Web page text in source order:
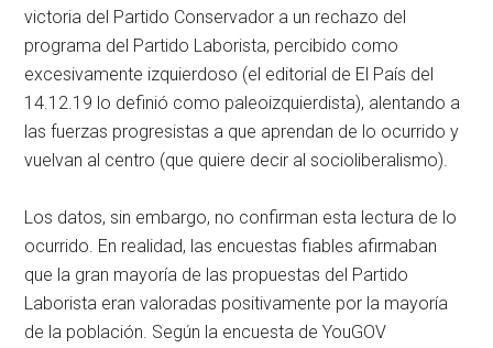
victoria del Partido Conservador a un rechazo del
programa del Partido Laborista, percibido como
excesivamente izquierdoso (el editorial de El País del
14.12.19 lo definió como paleoizquierdista), alentando a
las fuerzas progresistas a que aprendan de lo ocurrido y
vuelvan al centro (que quiere decir al socioliberalismo).
Los datos, sin embargo, no confirman esta lectura de lo
ocurrido. En realidad, las encuestas fiables afirmaban
que la gran mayoría de las propuestas del Partido
Laborista eran valoradas positivamente por la mayoría
de la población. Según la encuesta de YouGOV